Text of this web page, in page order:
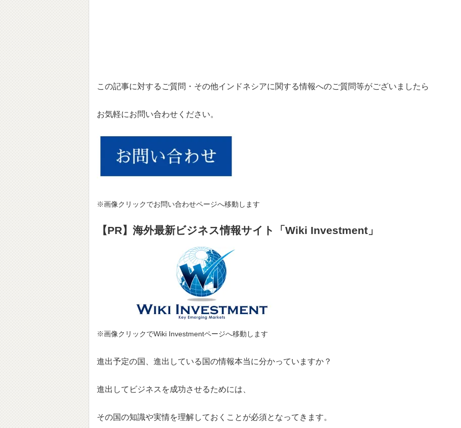
この記事に対するご質問・その他インドネシアに関する情報へのご質問等がございましたら
お気軽にお問い合わせください。
※画像クリックでお問い合わせページへ移動します
【PR】海外最新ビジネス情報サイト「Wiki Investment」
※画像クリックでWiki Investmentページへ移動します
進出予定の国、進出している国の情報本当に分かっていますか？
進出してビジネスを成功させるためには、
その国の知識や実情を理解しておくことが必須となってきます。